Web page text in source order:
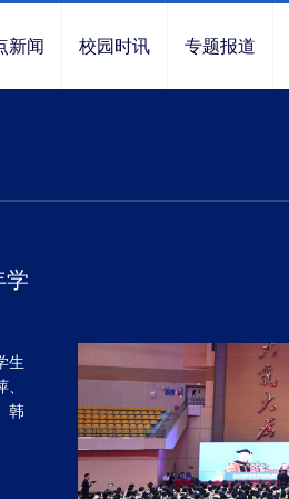
新闻 校园时讯 专题报道
学
生
韩